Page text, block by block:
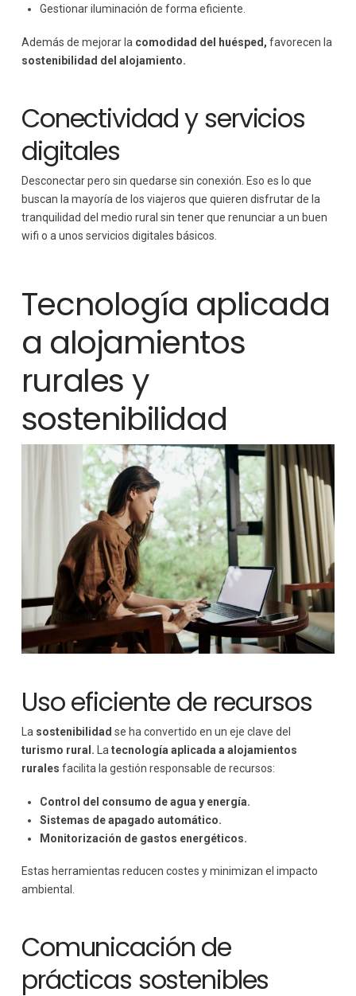
Gestionar iluminación de forma eficiente.
Además de mejorar la comodidad del huésped, favorecen la
sostenibilidad del alojamiento.
Conectividad y servicios
digitales
Desconectar pero sin quedarse sin conexión. Eso es lo que
buscan la mayoría de los viajeros que quieren disfrutar de la
tranquilidad del medio rural sin tener que renunciar a un buen
wifi o a unos servicios digitales básicos.
Tecnología aplicada
a alojamientos
rurales y
sostenibilidad
Uso eficiente de recursos
La sostenibilidad se ha convertido en un eje clave del
turismo rural. Latecnología aplicada a alojamientos
rurales facilita la gestión responsable de recursos:
Control del consumo de agua y energía.
Sistemas de apagado automático.
Monitorización de gastos energéticos.
Estas herramientas reducen costes y minimizan el impacto
ambiental.
Comunicación de
prácticas sostenibles